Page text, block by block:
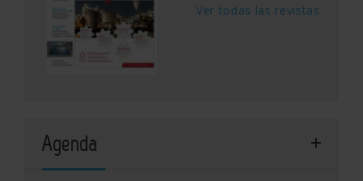
Ver todas las revistas
Agenda